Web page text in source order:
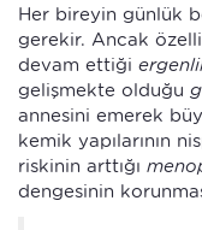
Her bireyin günlük
gerekir. Ancak
devam ettiği
gelişmekte olduğu
annesini emerek
kemik yapılarının
riskinin arttığı
dengesinin